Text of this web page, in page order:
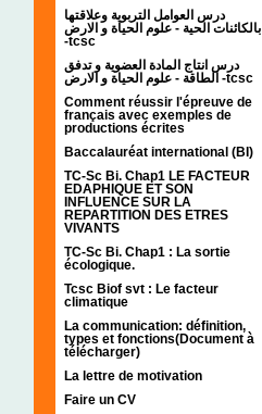
درس العوامل التربوية وعلاقتها
بالكائنات الحية - علوم الحياة و الارض
-tcsc
درس انتاج المادة العضوية و تدفق
الطاقة - علوم الحياة و الارض -tcsc
Comment réussir l'épreuve de
français avec exemples de
productions écrites
Baccalauréat international (BI)
TC-Sc Bi. Chap1 LE FACTEUR
EDAPHIQUE ET SON
INFLUENCE SUR LA
REPARTITION DES ETRES
VIVANTS
TC-Sc Bi. Chap1 : La sortie
écologique.
Tcsc Biof svt : Le facteur
climatique
La communication: définition,
types et fonctions(Document à
télécharger)
La lettre de motivation
Faire un CV